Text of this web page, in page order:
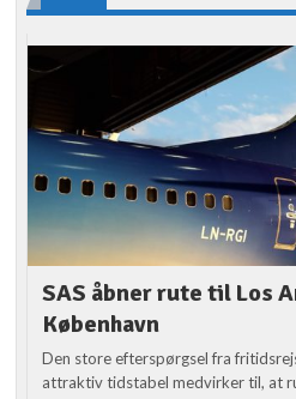
SAS åbner rute til Los
København
Den store efterspørgsel fra
attraktiv tidstabel medvirker til, at